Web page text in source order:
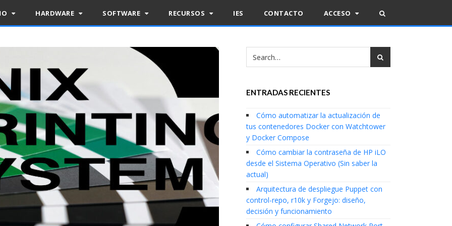
HARDWARE SOFTWARE RECURSOS IES CONTACTO ACCESO
ENTRADAS RECIENTES
Cómo automatizar la actualización de
tus contenedores Docker con Watchtower
y Docker Compose
Cómo cambiar la contraseña de HP iLO
desde el Sistema Operativo (Sin saber la
actual)
Arquitectura de despliegue Puppet con
control-repo, r10k y Forgejo: diseño,
decisión y funcionamiento